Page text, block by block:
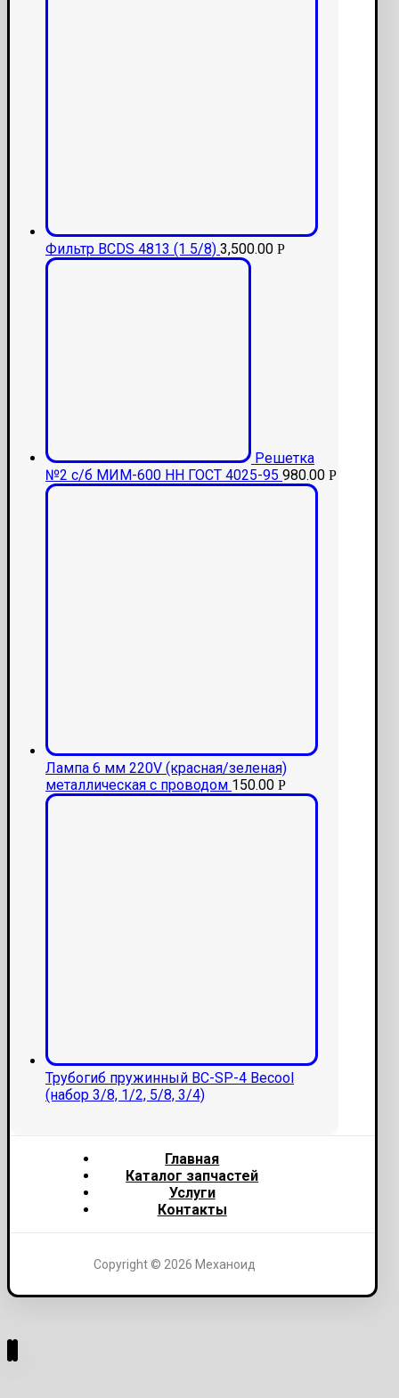
Фильтр BCDS 4813 (1 5/8) 3,500.00 Р
Решетка
№2 с/б МИМ-600 НН ГОСТ 4025-95 980.00 Р
Лампа 6 мм 220V (красная/зеленая)
металлическая с проводом 150.00 Р
Трубогиб пружинный ВС-SP-4 Becool
(набор 3/8, 1/2, 5/8, 3/4)
Главная
Каталог запчастей
Услуги
Контакты
Copyright © 2026 Механоид